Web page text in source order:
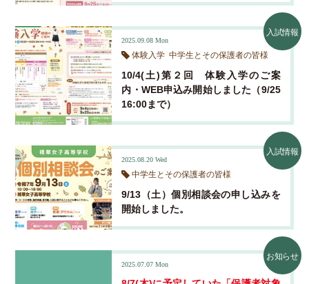
2025.09.08 Mon
体験入学 中学生とその保護者の皆様
10/4(土)第２回 体験入学のご案
内・WEB申込み開始しました（9/25
16:00まで）
入試情報
2025.08.20 Wed
中学生とその保護者の皆様
9/13（土）個別相談会の申し込みを
開始しました。
入試情報
2025.07.07 Mon
お知らせ